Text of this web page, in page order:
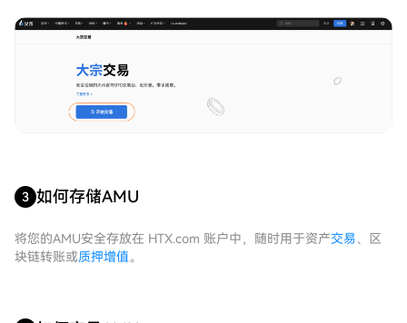
3 如何存储AMU
将您的AMU安全存放在 HTX.com 账户中，随时用于资产交易、区
块链转账或质押增值。